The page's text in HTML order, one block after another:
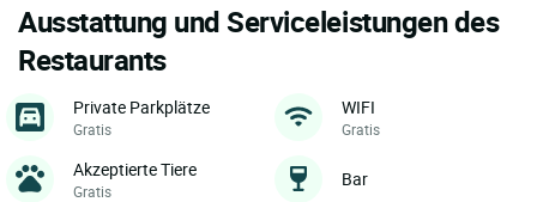
Ausstattung und Serviceleistungen des
Restaurants
Private Parkplätze
Gratis
WIFI
Gratis
Akzeptierte Tiere
Gratis
Bar